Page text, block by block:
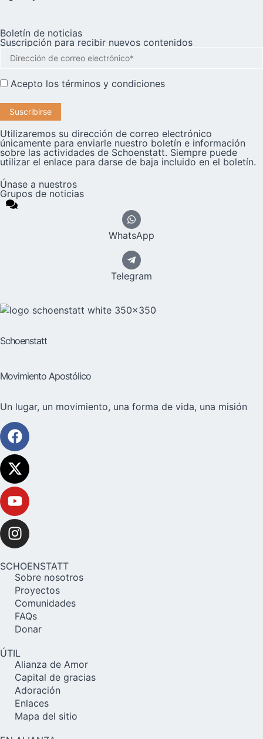
Boletín de noticias
Suscripción para recibir nuevos contenidos
Acepto los términos y condiciones
Utilizaremos su dirección de correo electrónico
únicamente para enviarle nuestro boletín e información
sobre las actividades de Schoenstatt. Siempre puede
utilizar el enlace para darse de baja incluido en el boletín.
Únase a nuestros
Grupos de noticias
WhatsApp
Telegram
Schoenstatt
Movimiento Apostólico
Un lugar, un movimiento, una forma de vida, una misión
SCHOENSTATT
Sobre nosotros
Proyectos
Comunidades
FAQs
Donar
ÚTIL
Alianza de Amor
Capital de gracias
Adoración
Enlaces
Mapa del sitio